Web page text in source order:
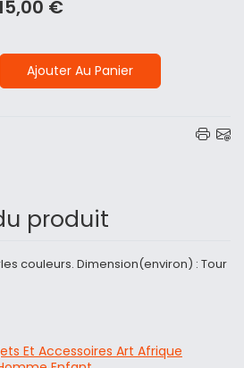
€
Ajouter Au Panier
produit
couleurs. Dimension(environ) : Tour
Et Accessoires Art Afrique